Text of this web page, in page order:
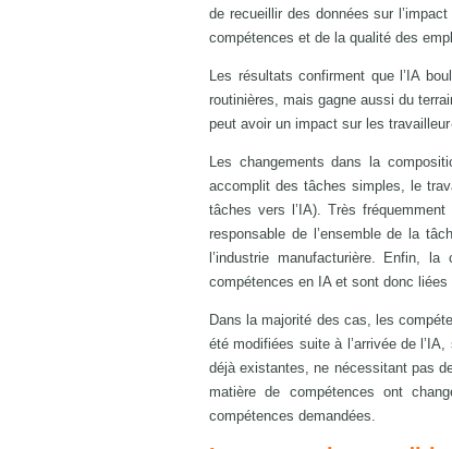
de recueillir des données sur
compétences et de la qualité des
Les résultats confirment que l’IA
routinières, mais gagne aussi du
peut avoir un impact sur les
Les changements dans la
accomplit des tâches simples, le
tâches vers l’IA). Très
responsable de l’ensemble de la
l’industrie manufacturière. Enfin,
compétences en IA et sont donc
Dans la majorité des cas, les
été modifiées suite à l’arrivée de
déjà existantes, ne nécessitant pas
matière de compétences ont
compétences demandées.